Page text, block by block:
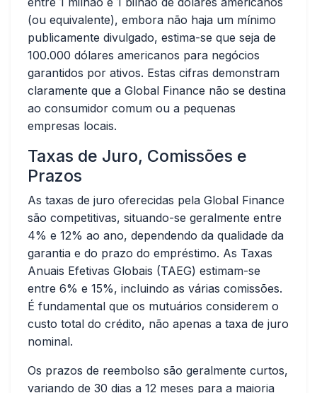
(ou equivalente), embora não haja um mínimo
publicamente divulgado, estima-se que seja de
100.000 dólares americanos para negócios
garantidos por ativos. Estas cifras demonstram
claramente que a Global Finance não se destina
ao consumidor comum ou a pequenas
empresas locais.
Taxas de Juro, Comissões e
Prazos
As taxas de juro oferecidas pela Global Finance
são competitivas, situando-se geralmente entre
4% e 12% ao ano, dependendo da qualidade da
garantia e do prazo do empréstimo. As Taxas
Anuais Efetivas Globais (TAEG) estimam-se
entre 6% e 15%, incluindo as várias comissões.
É fundamental que os mutuários considerem o
custo total do crédito, não apenas a taxa de juro
nominal.
Os prazos de reembolso são geralmente curtos,
variando de 30 dias a 12 meses para a maioria